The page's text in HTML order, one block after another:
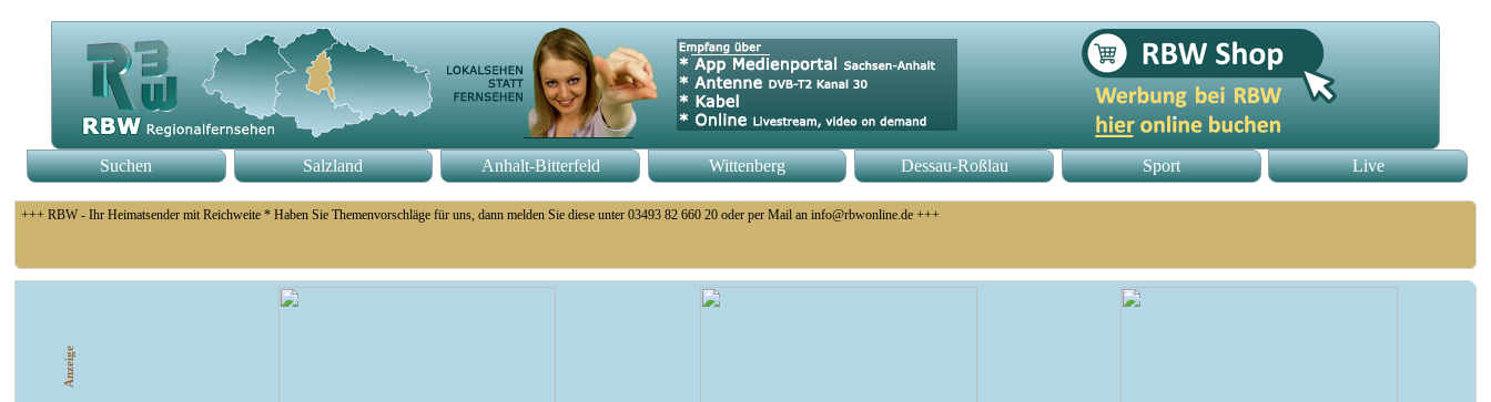
Suchen Salzland Anhalt-Bitterfeld Wittenberg Dessau-Roßlau Sport Live
+++ RBW - Ihr Heimatsender mit Reichweite * Haben Sie Themenvorschläge für uns, dann melden Sie diese unter 03493 82 660 20 oder per Mail an info@rbwonline.de +++
+++ Fußball Oberliga Süd 1. Spieltag: SG Union Sandersdorf - VfB 1921 Krieschow, So 14 Uhr +++
Anzeige